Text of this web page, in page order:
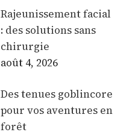
Rajeunissement facial
: des solutions sans
chirurgie
août 4, 2026
Des tenues goblincore
pour vos aventures en
forêt